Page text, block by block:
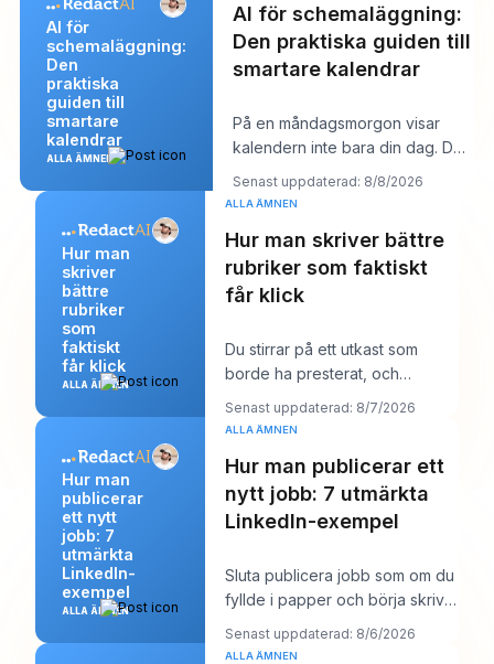
AI för
schemaläggning:
Den
praktiska
guiden till
smartare
kalendrar
ALLA ÄMNEN
AI för schemaläggning:
Den praktiska guiden till
smartare kalendrar
På en måndagsmorgon visar
kalendern inte bara din dag. Den
börjar förhandla med den. Du har
en kund
Senast uppdaterad: 8/8/2026
Hur man
skriver
bättre
rubriker
som
faktiskt
får klick
ALLA ÄMNEN
ALLA ÄMNEN
Hur man skriver bättre
rubriker som faktiskt
får klick
Du stirrar på ett utkast som
borde ha presterat, och
rubriken är förmodligen det
första du misstänke
Senast uppdaterad: 8/7/2026
Hur man
publicerar
ett nytt
jobb: 7
utmärkta
LinkedIn-
exempel
ALLA ÄMNEN
ALLA ÄMNEN
Hur man publicerar ett
nytt jobb: 7 utmärkta
LinkedIn-exempel
Sluta publicera jobb som om du
fyllde i papper och börja skriva
dem som om du försökte vinna
över en
Senast uppdaterad: 8/6/2026
ALLA ÄMNEN